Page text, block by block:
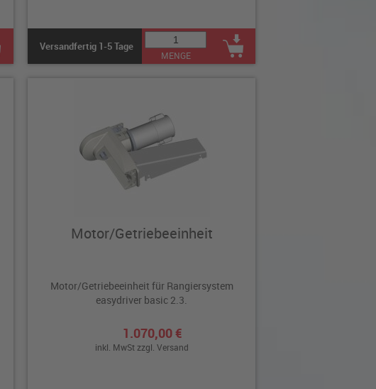
Versandfertig 1-5 Tage
MENGE
Motor/Getriebeeinheit
Motor/Getriebeeinheit für Rangiersystem
easydriver basic 2.3.
1.070,00 €
inkl. MwSt zzgl. Versand